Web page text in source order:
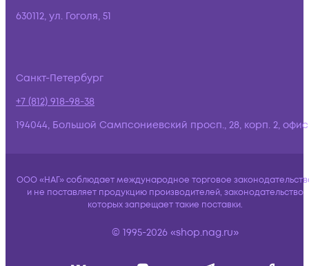
630112, ул. Гоголя, 51
Санкт-Петербург
+7 (812) 918-98-38
194044, Большой Сампсониевский просп., 28, корп. 2,
ООО «НАГ» соблюдает международное торговое
и не поставляет продукцию производителей, законодательство
которых запрещает такие поставки.
© 1995-2026 «shop.nag.ru»